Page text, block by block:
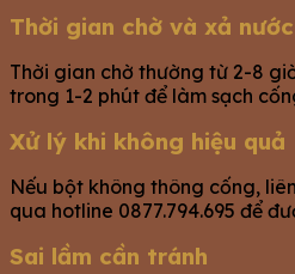
Thời gian chờ và xả nước
Thời gian chờ thường từ 2-8
trong 1-2 phút để làm sạch
Xử lý khi không hiệu quả
Nếu bột không thông cống,
qua hotline 0877.794.695 để
Sai lầm cần tránh